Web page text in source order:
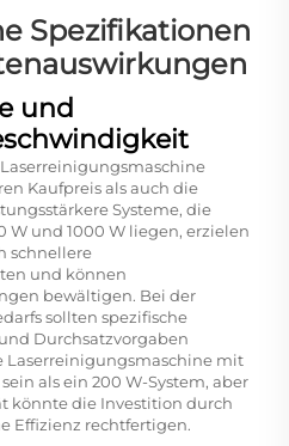
Spezifikationen
und
Kaufpreis als auch die
Systeme, die
W und 1000 W liegen, erzielen
schnellere
und können
bewältigen. Bei der
sollten spezifische
Durchsatzvorgaben
Laserreinigungsmaschine mit
als ein 200 W-System, aber
könnte die Investition durch
Effizienz rechtfertigen.